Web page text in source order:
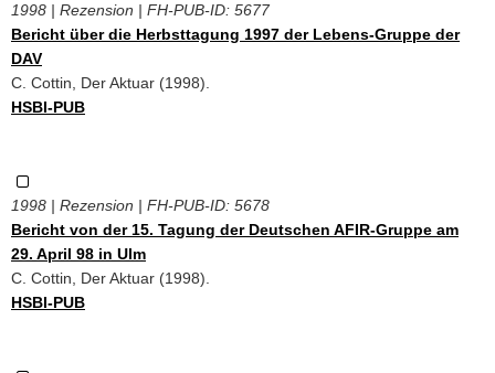
1998 | Rezension | FH-PUB-ID: 5677
Bericht über die Herbsttagung 1997 der Lebens-Gruppe der
DAV
C. Cottin, Der Aktuar (1998).
HSBI-PUB
1998 | Rezension | FH-PUB-ID: 5678
Bericht von der 15. Tagung der Deutschen AFIR-Gruppe am
29. April 98 in Ulm
C. Cottin, Der Aktuar (1998).
HSBI-PUB